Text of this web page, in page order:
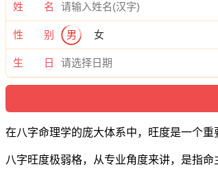
姓 名
性 别 男 女
生 日
在八字命理学的庞大体系中，旺度是一个
八字旺度极弱格，从专业角度来讲，是指